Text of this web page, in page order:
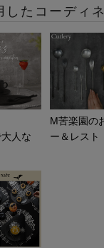
したコーディ
人な
M苦楽園の
ー＆レスト